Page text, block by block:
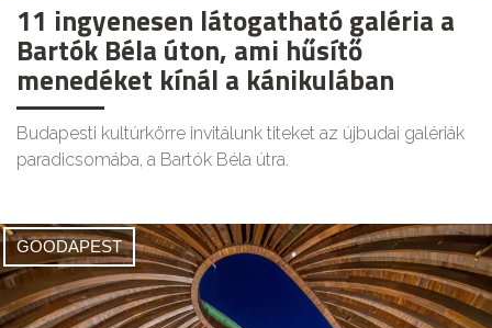
11 ingyenesen látogatható galéria a
Bartók Béla úton, ami hűsítő
menedéket kínál a kánikulában
Budapesti kultúrkörre invitálunk titeket az újbudai galériák
paradicsomába, a Bartók Béla útra.
GOODAPEST